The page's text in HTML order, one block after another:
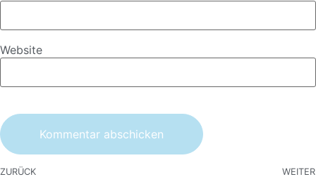
Website
ZURÜCK WEITER